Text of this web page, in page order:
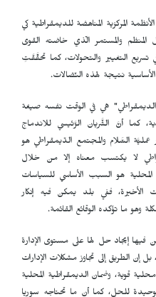
المركزية المناهضة للديمقراطية كي
والمستمر الّذي خاضته القوى
تسريع التغيير والتحولات، كما تحقَّقَتِ
الأساسية نتيجة لهذه النّضالات.
الديمقراطي" هي في الوقت نفسه صيغة
كما أنَّ الشَّريان الرَّئيسي للاندماج
السَّلام والمجتمع الدّيمقراطي هو
لا يكتسب معناه إلا من خلال
المحلية هو السبب الأساسي للسياسات
الأخيرة، ففي بلد يمكن فيه إنكار
ما تؤكده الوقائع القائمة.
إيجاد حل لها على مستوى الإدارة
إن الطريق إلى تجاوز مشكلات الإدارات
قوية، وضمان الديمقراطية المحلية
للحل، كما أن ما تحتاجه سوريا